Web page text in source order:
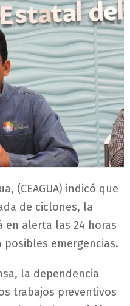
(CEAGUA) indicó que
de ciclones, la
en alerta las 24 horas
emergencias.
la dependencia
trabajos preventivos